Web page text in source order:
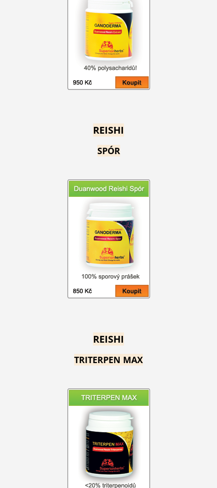
REISHI
SPÓR
REISHI
TRITERPEN MAX